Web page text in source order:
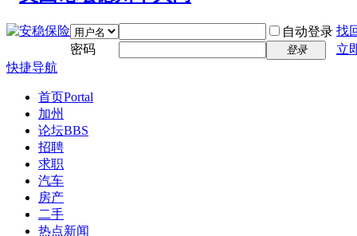
自动登录 找
密码
登录
立
快捷导航
首页Portal
加州
论坛BBS
招聘
求职
汽车
房产
二手
热点新闻